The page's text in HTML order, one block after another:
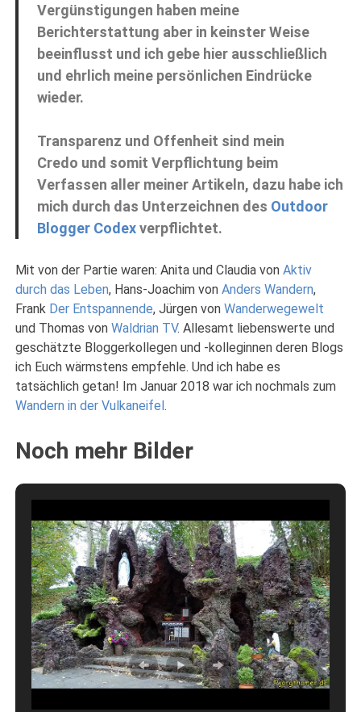
Vergünstigungen haben meine
Berichterstattung aber in keinster Weise
beeinflusst und ich gebe hier ausschließlich
und ehrlich meine persönlichen Eindrücke
wieder.
Transparenz und Offenheit sind mein
Credo und somit Verpflichtung beim
Verfassen aller meiner Artikeln, dazu habe ich
mich durch das Unterzeichnen des Outdoor
Blogger Codexverpflichtet.
Mit von der Partie waren: Anita und Claudia vonAktiv
durch das Leben, Hans-Joachim vonAnders Wandern,
Frank Der Entspannende, Jürgen vonWanderwegewelt
und Thomas vonWaldrian TV. Allesamt liebenswerte und
geschätzte Bloggerkollegen und -kolleginnen deren Blogs
ich Euch wärmstens empfehle. Und ich habe es
tatsächlich getan! Im Januar 2018 war ich nochmals zum
Wandern in der Vulkaneifel.
Noch mehr Bilder